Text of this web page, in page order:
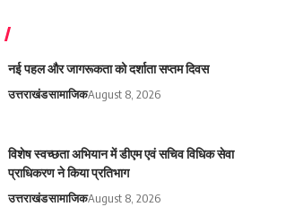
नई पहल और जागरूकता को दर्शाता सप्तम दिवस
उत्तराखंडसामाजिकAugust 8, 2026
विशेष स्वच्छता अभियान में डीएम एवं सचिव विधिक सेवा
प्राधिकरण ने किया प्रतिभाग
उत्तराखंडसामाजिकAugust 8, 2026